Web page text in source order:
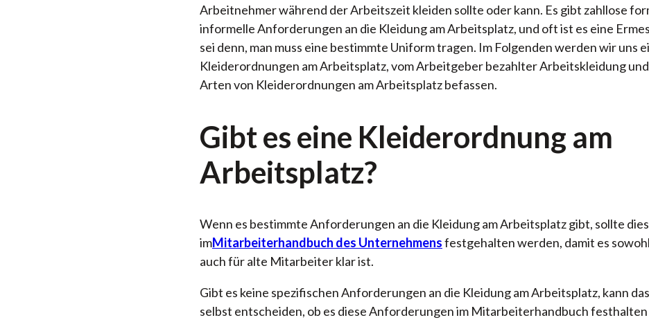
Arbeitnehmer während der Arbeitszeit kleiden sollte oder kann. Es gibt zahllose
informelle Anforderungen an die Kleidung am Arbeitsplatz, und oft ist es eine
sei denn, man muss eine bestimmte Uniform tragen. Im Folgenden werden wir uns
Kleiderordnungen am Arbeitsplatz, vom Arbeitgeber bezahlter Arbeitskleidung
Arten von Kleiderordnungen am Arbeitsplatz befassen.
Gibt es eine Kleiderordnung am
Arbeitsplatz?
Wenn es bestimmte Anforderungen an die Kleidung am Arbeitsplatz gibt, sollte dies
imMitarbeiterhandbuch des Unternehmensfestgehalten werden, damit es
auch für alte Mitarbeiter klar ist.
Gibt es keine spezifischen Anforderungen an die Kleidung am Arbeitsplatz, kann
selbst entscheiden, ob es diese Anforderungen im Mitarbeiterhandbuch festhalten